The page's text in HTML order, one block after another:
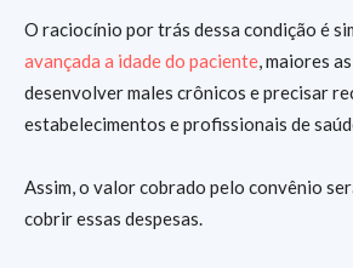
O raciocínio por trás dessa condição é
avançada a idade do paciente, maiores
desenvolver males crônicos e precisar
estabelecimentos e profissionais de
Assim, o valor cobrado pelo convênio
cobrir essas despesas.